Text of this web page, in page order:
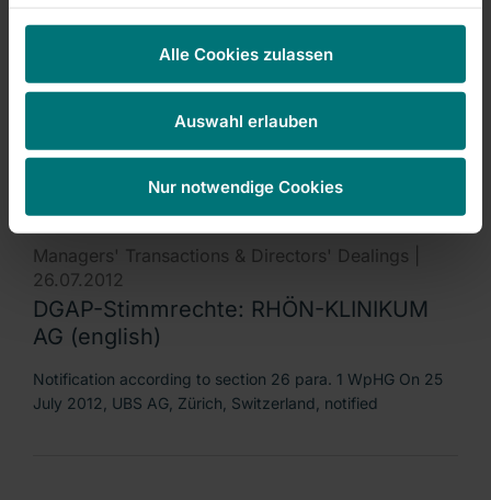
Alle Cookies zulassen
Auswahl erlauben
Nur notwendige Cookies
Managers' Transactions & Directors' Dealings |
Managers' Transactions & Directors' Dealings |
26.07.2012
DGAP-Stimmrechte: RHÖN-KLINIKUM
AG (english)
Notification according to section 26 para. 1 WpHG On 25
July 2012, UBS AG, Zürich, Switzerland, notified